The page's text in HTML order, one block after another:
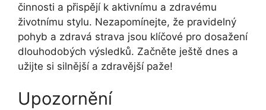
činnosti a přispějí k aktivnímu a zdravému
životnímu stylu. Nezapomínejte, že pravidelný
pohyb a zdravá strava jsou klíčové pro dosažení
dlouhodobých výsledků. Začněte ještě dnes a
užijte si silnější a zdravější paže!
Upozornění